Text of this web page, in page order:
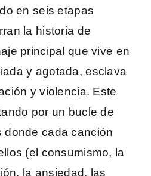
en seis etapas
la historia de
principal que vive en
y agotada, esclava
y violencia. Este
por un bucle de
cada canción
(el consumismo, la
la ansiedad, las